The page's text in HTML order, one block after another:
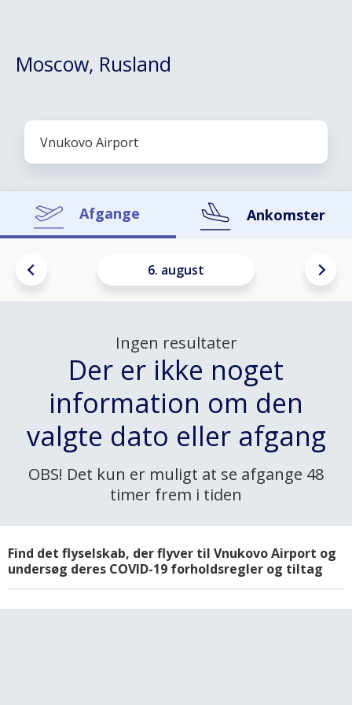
Moscow, Rusland
Afgange Ankomster
6. august
Ingen resultater
Der er ikke noget
information om den
valgte dato eller afgang
OBS! Det kun er muligt at se afgange 48
timer frem i tiden
Find det flyselskab, der flyver til Vnukovo Airport og
undersøg deres COVID-19 forholdsregler og tiltag